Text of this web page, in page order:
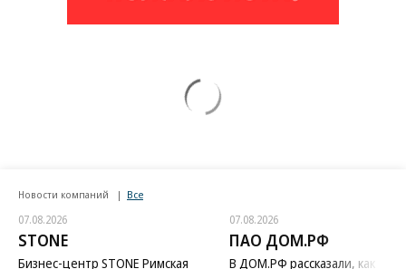
Новости компаний Все
07.08.2026
STONE
Бизнес-центр STONE Римская
07.08.2026
ПАО ДОМ.РФ
В ДОМ.РФ рассказали, как